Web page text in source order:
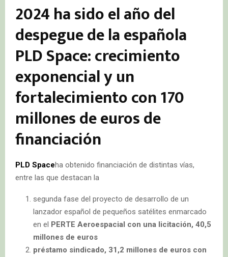
2024 ha sido el año del
despegue de la española
PLD Space: crecimiento
exponencial y un
fortalecimiento con 170
millones de euros de
financiación
PLD Spaceha obtenido financiación de distintas vías,
entre las que destacan la
segunda fase del proyecto de desarrollo de un
lanzador español de pequeños satélites enmarcado
en el PERTE Aeroespacial con una licitación, 40,5
millones de euros
préstamo sindicado, 31,2 millones de euros con